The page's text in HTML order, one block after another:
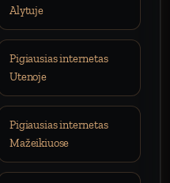
Alytuje
Pigiausias internetas
Utenoje
Pigiausias internetas
Mažeikiuose